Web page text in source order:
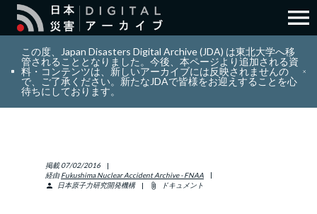
search 検索
layers コレクション
info_outline リソース
menu
この度、Japan Disasters Digital Archive (JDA) は東北大学へ移
管されることとなりました。今後、本ページより追加される資
料・コンテンツは、新しいアーカイブには反映されませんの
で、ご了承ください。新たなJDAで皆様をお迎えすることを心
待ちにしております。
掲載 07/02/2016
経由 Fukushima Nuclear Accident Archive - FNAA
person
日本原子力研究開発機構 attach_file ドキュメント